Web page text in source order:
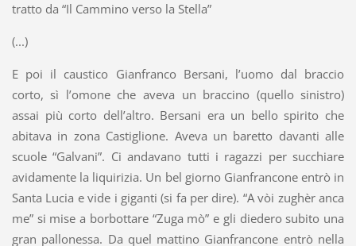
tratto da “Il Cammino verso la Stella”
(...)
E poi il caustico Gianfranco Bersani, l’uomo dal braccio
corto, sì l’omone che aveva un braccino (quello sinistro)
assai più corto dell’altro. Bersani era un bello spirito che
abitava in zona Castiglione. Aveva un baretto davanti alle
scuole “Galvani”. Ci andavano tutti i ragazzi per succhiare
avidamente la liquirizia. Un bel giorno Gianfrancone entrò in
Santa Lucia e vide i giganti (si fa per dire). “A vòi zughèr anca
me” si mise a borbottare “Zuga mò” e gli diedero subito una
gran pallonessa. Da quel mattino Gianfrancone entrò nella